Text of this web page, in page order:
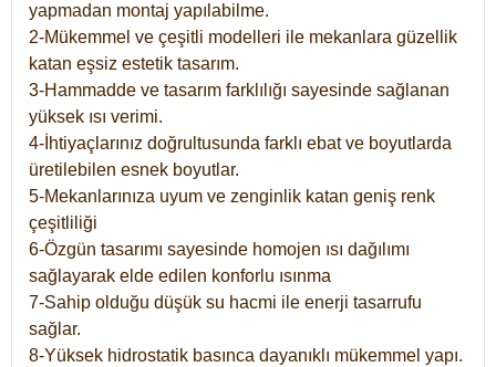
yapmadan montaj yapılabilme.
2-Mükemmel ve çeşitli modelleri ile mekanlara güzellik
katan eşsiz estetik tasarım.
3-Hammadde ve tasarım farklılığı sayesinde sağlanan
yüksek ısı verimi.
4-İhtiyaçlarınız doğrultusunda farklı ebat ve boyutlarda
üretilebilen esnek boyutlar.
5-Mekanlarınıza uyum ve zenginlik katan geniş renk
çeşitliliği
6-Özgün tasarımı sayesinde homojen ısı dağılımı
sağlayarak elde edilen konforlu ısınma
7-Sahip olduğu düşük su hacmi ile enerji tasarrufu
sağlar.
8-Yüksek hidrostatik basınca dayanıklı mükemmel yapı.